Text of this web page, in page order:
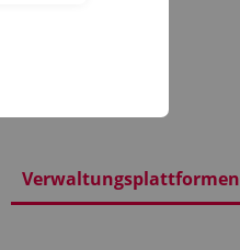
Verwaltungsplattformen